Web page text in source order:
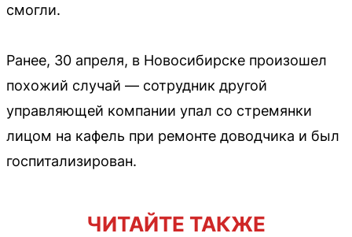
смогли.
Ранее, 30 апреля, в Новосибирске произошел
похожий случай — сотрудник другой
управляющей компании упал со стремянки
лицом на кафель при ремонте доводчика и был
госпитализирован.
ЧИТАЙТЕ ТАКЖЕ